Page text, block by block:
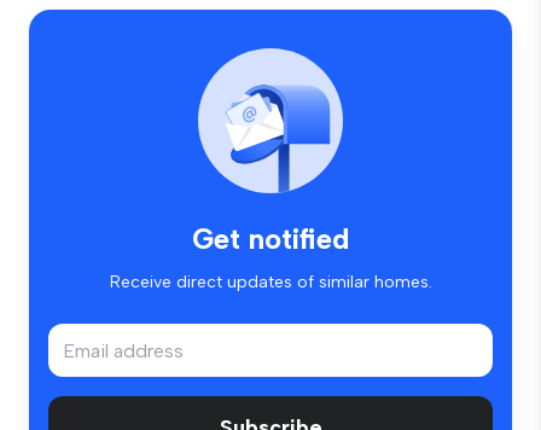
Get notified
Receive direct updates of similar homes.